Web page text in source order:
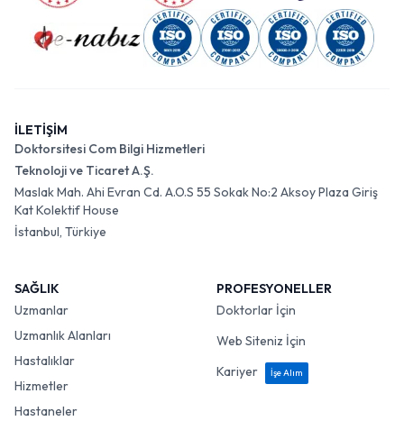
İLETİŞİM
Doktorsitesi Com Bilgi Hizmetleri
Teknoloji ve Ticaret A.Ş.
Maslak Mah. Ahi Evran Cd. A.O.S 55 Sokak No:2 Aksoy Plaza Giriş
Kat Kolektif House
İstanbul, Türkiye
SAĞLIK
Uzmanlar
Uzmanlık Alanları
Hastalıklar
Hizmetler
Hastaneler
PROFESYONELLER
Doktorlar İçin
Web Siteniz İçin
Kariyer
İşe Alım